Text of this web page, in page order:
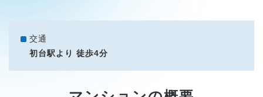
交通
初台駅より 徒歩4分